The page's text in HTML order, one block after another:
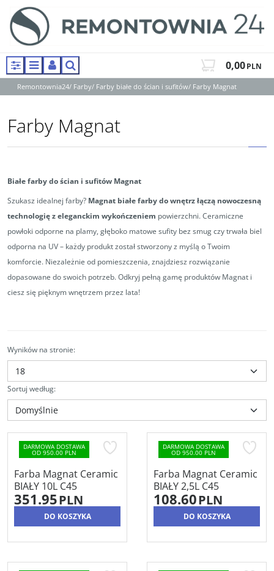
PanelMenuPanelSzukaj 0,00PLN
Remontownia24/ Farby/ Farby białe do ścian i sufitów/ Farby Magnat
Farby Magnat
Białe farby do ścian i sufitów Magnat
Szukasz idealnej farby? Magnat białe farby do wnętrz łączą nowoczesną
technologię z eleganckim wykończeniem powierzchni. Ceramiczne
powłoki odporne na plamy, głęboko matowe sufity bez smug czy trwała biel
odporna na UV – każdy produkt został stworzony z myślą o Twoim
komforcie. Niezależnie od pomieszczenia, znajdziesz rozwiązanie
dopasowane do swoich potrzeb. Odkryj pełną gamę produktów Magnat i
ciesz się pięknym wnętrzem przez lata!
Wyników na stronie:
Sortuj według:
DARMOWA DOSTAWA
OD 950.00 PLN
Farba Magnat Ceramic
BIAŁY 10L C45
351.95PLN
DO KOSZYKA
DARMOWA DOSTAWA
OD 950.00 PLN
Farba Magnat Ceramic
BIAŁY 2,5L C45
108.60PLN
DO KOSZYKA